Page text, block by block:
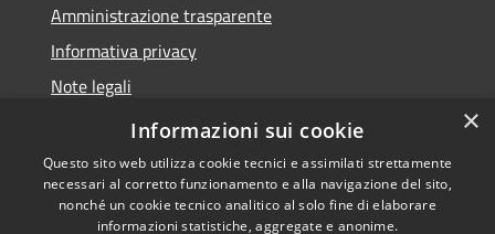
Amministrazione trasparente
Informativa privacy
Note legali
Dichiarazione di accessibilità
×
Informazioni sui cookie
Questo sito web utilizza cookie tecnici e assimilati strettamente
necessari al corretto funzionamento e alla navigazione del sito,
nonché un cookie tecnico analitico al solo fine di elaborare
informazioni statistiche, aggregate e anonime.